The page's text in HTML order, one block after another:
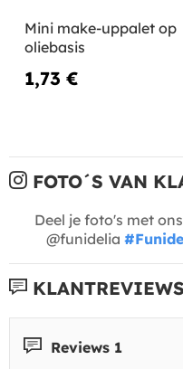
Mini make-uppalet op
oliebasis
1,73 €
FOTO´S VAN
Deel je foto's met
@funidelia
Reviews 1